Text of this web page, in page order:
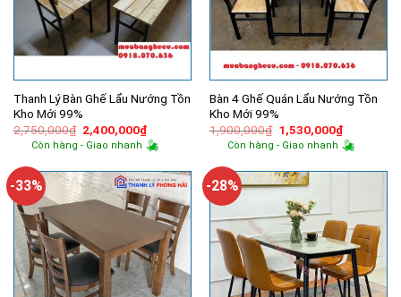
Thanh Lý Bàn Ghế Lẩu Nướng Tồn
Kho Mới 99%
2,750,000₫ Giá
gốc
là:
2,400,000₫Giá
hiện
tại
2,400,000₫.
Còn hàng - Giao nhanh
Bàn 4 Ghế Quán Lẩu Nướng Tồn
Kho Mới 99%
1,900,000₫ Giá
gốc
là:
1,530,000₫Giá
hiện
tại
Còn hàng - Giao nhanh
-33% -28%